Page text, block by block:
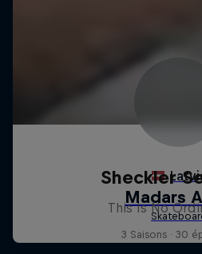
Sheckler
This Is No
3 Saisons · 30